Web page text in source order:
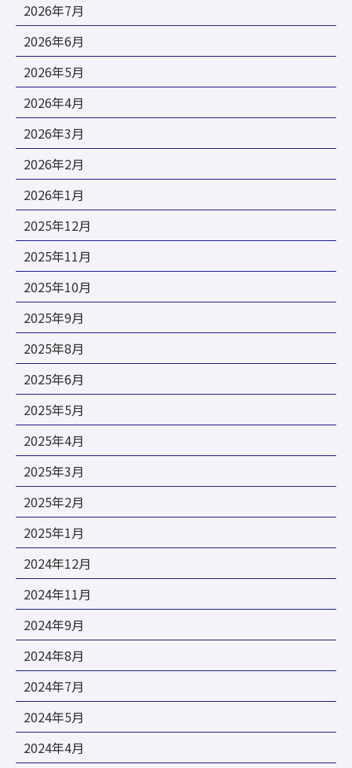
2026年7月
2026年6月
2026年5月
2026年4月
2026年3月
2026年2月
2026年1月
2025年12月
2025年11月
2025年10月
2025年9月
2025年8月
2025年6月
2025年5月
2025年4月
2025年3月
2025年2月
2025年1月
2024年12月
2024年11月
2024年9月
2024年8月
2024年7月
2024年5月
2024年4月